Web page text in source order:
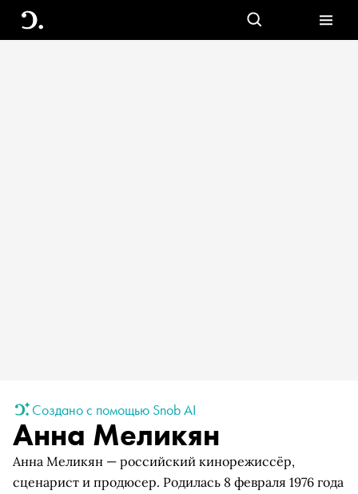
Создано с помощью Snob AI
Анна Меликян
Анна Меликян — российский кинорежиссёр,
сценарист и продюсер. Родилась 8 февраля 1976 года